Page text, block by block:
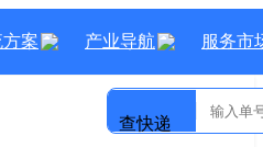
案 产业导航 服务市
查快递